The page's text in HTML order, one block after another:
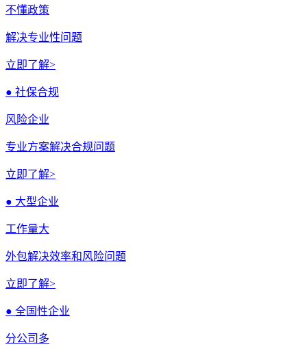
不懂政策
解决专业性问题
立即了解>
● 社保合规
风险企业
专业方案解决合规问题
立即了解>
● 大型企业
工作量大
外包解决效率和风险问题
立即了解>
● 全国性企业
分公司多